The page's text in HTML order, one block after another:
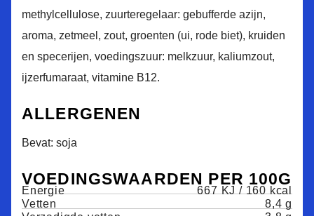
methylcellulose, zuurteregelaar: gebufferde azijn,
aroma, zetmeel, zout, groenten (ui, rode biet), kruiden
en specerijen, voedingszuur: melkzuur, kaliumzout,
ijzerfumaraat, vitamine B12.
ALLERGENEN
Bevat: soja
VOEDINGSWAARDEN PER 100G
Energie
667 KJ / 160 kcal
Vetten
8,4 g